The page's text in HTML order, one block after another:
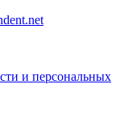
и персональных